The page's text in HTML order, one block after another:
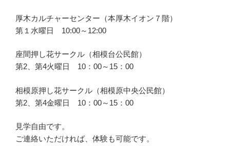
厚木カルチャーセンター（本厚木イオン７階）
第１水曜日 10:00～12:00
座間押し花サークル（相模台公民館）
第2、第4火曜日 10：00～15：00
相模原押し花サークル（相模原中央公民館）
第2、第4金曜日 10：00～15：00
見学自由です。
ご連絡いただければ、体験も可能です。